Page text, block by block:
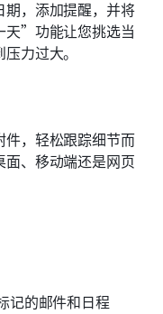
，添加提醒，并将
天”功能让您挑选当
力过大。
，轻松跟踪细节而
、移动端还是网页
记的邮件和日程